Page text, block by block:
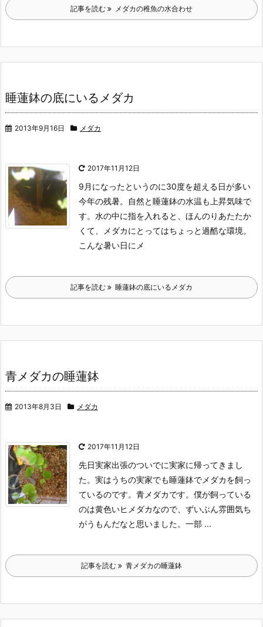
記事を読む メダカの稚魚の水合わせ
睡蓮鉢の底にいるメダカ
2013年9月16日 メダカ
2017年11月12日
9月になったというのに30度を超える日が多い
今年の残暑。
自然と睡蓮鉢の水温も上昇気味で
す。 水の中に指を入れると、ほんのりあたたか
くて、メダカにとってはちょっと過酷な環境。
こんな暑い日にメ
記事を読む 睡蓮鉢の底にいるメダカ
青メダカの睡蓮鉢
2013年8月3日 メダカ
2017年11月12日
先日実家出張のついでに実家に帰ってきまし
た。 実はうちの実家でも睡蓮鉢でメダカを飼っ
ているのです。 青メダカです。僕が飼っている
のは黄色いヒメダカなので、ずいぶん雰囲気ち
がうもんだなと思いました。 一部 ...
記事を読む 青メダカの睡蓮鉢